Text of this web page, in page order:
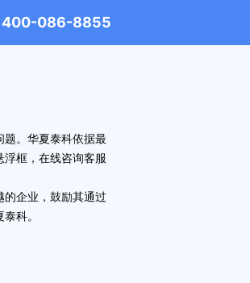
400-086-8855
题。华夏泰科依据最
浮框，在线咨询客服
企业，鼓励其通过
泰科。